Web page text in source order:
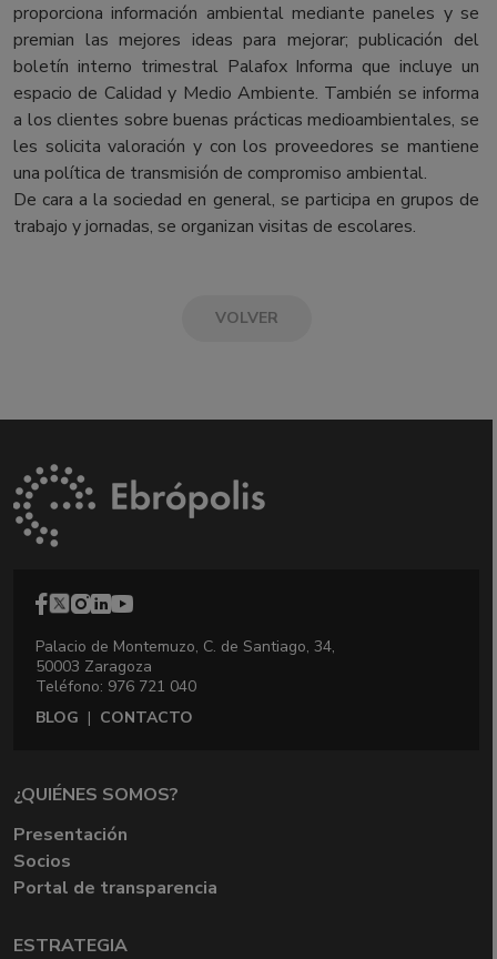
proporciona información ambiental mediante paneles y se
premian las mejores ideas para mejorar; publicación del
boletín interno trimestral Palafox Informa que incluye un
espacio de Calidad y Medio Ambiente. También se informa
a los clientes sobre buenas prácticas medioambientales, se
les solicita valoración y con los proveedores se mantiene
una política de transmisión de compromiso ambiental.
De cara a la sociedad en general, se participa en grupos de
trabajo y jornadas, se organizan visitas de escolares.
VOLVER
Palacio de Montemuzo, C. de Santiago, 34,
50003 Zaragoza
Teléfono: 976 721 040
BLOG | CONTACTO
¿QUIÉNES SOMOS?
Presentación
Socios
Portal de transparencia
ESTRATEGIA